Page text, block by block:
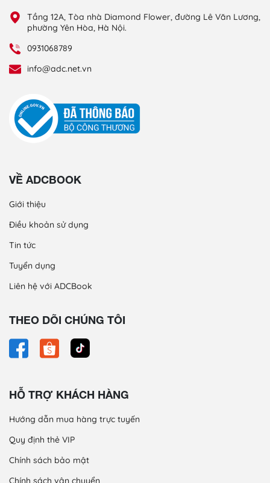
Tầng 12A, Tòa nhà Diamond Flower, đường Lê Văn Lương,
phường Yên Hòa, Hà Nội.
0931068789
info@adc.net.vn
VỀ ADCBOOK
Giới thiệu
Điều khoản sử dụng
Tin tức
Tuyển dụng
Liên hệ với ADCBook
THEO DÕI CHÚNG TÔI
HỖ TRỢ KHÁCH HÀNG
Hướng dẫn mua hàng trực tuyến
Quy định thẻ VIP
Chính sách bảo mật
Chính sách vận chuyển